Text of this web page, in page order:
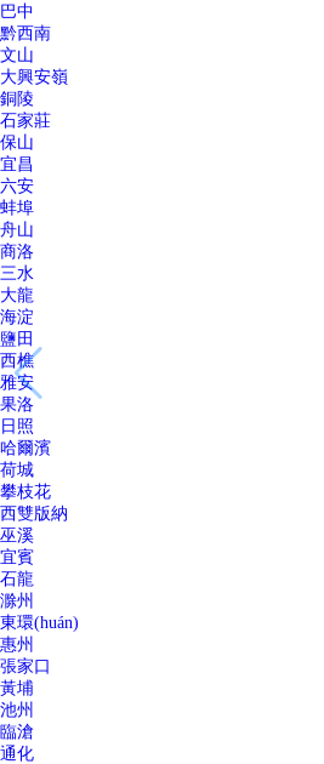
巴中
黔西南
文山
大興安嶺
銅陵
石家莊
保山
宜昌
六安
蚌埠
舟山
商洛
三水
大龍
海淀
鹽田
西樵
雅安
果洛
日照
哈爾濱
荷城
攀枝花
西雙版納
巫溪
宜賓
石龍
滁州
東環(huán)
惠州
張家口
黃埔
池州
臨滄
通化